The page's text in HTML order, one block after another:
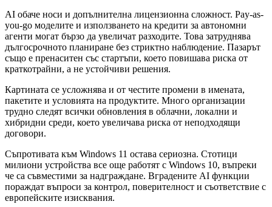
AI обаче носи и допълнителна лицензионна сложност. Pay-as-
you-go моделите и използването на кредити за автономни
агенти могат бързо да увеличат разходите. Това затруднява
дългосрочното планиране без стриктно наблюдение. Пазарът
също е пренаситен със стартъпи, което повишава риска от
краткотрайни, а не устойчиви решения.
Картината се усложнява и от честите промени в имената,
пакетите и условията на продуктите. Много организации
трудно следят всички обновления в облачни, локални и
хибридни среди, което увеличава риска от неподходящи
договори.
Съпротивата към Windows 11 остава сериозна. Стотици
милиони устройства все още работят с Windows 10, въпреки
че са съвместими за надграждане. Вградените AI функции
пораждат въпроси за контрол, поверителност и съответствие с
европейските изисквания.